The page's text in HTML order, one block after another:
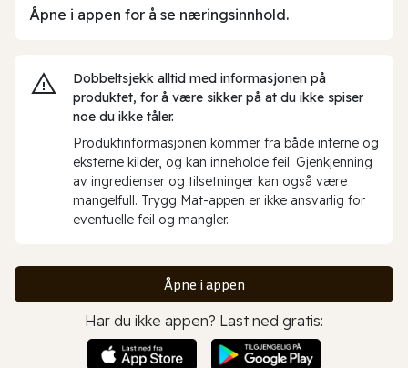
Åpne i appen for å se næringsinnhold.
Dobbeltsjekk alltid med informasjonen på
produktet, for å være sikker på at du ikke spiser
noe du ikke tåler.
Produktinformasjonen kommer fra både interne og
eksterne kilder, og kan inneholde feil. Gjenkjenning
av ingredienser og tilsetninger kan også være
mangelfull. Trygg Mat-appen er ikke ansvarlig for
eventuelle feil og mangler.
Åpne i appen
Har du ikke appen? Last ned gratis: